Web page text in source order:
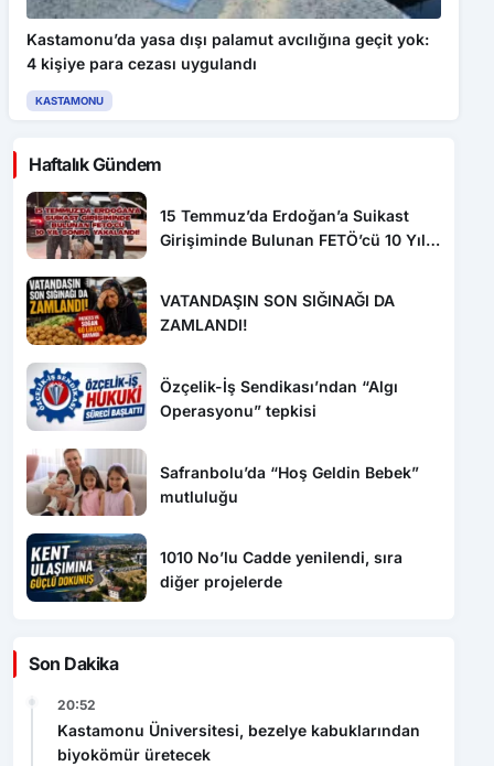
Kastamonu’da yasa dışı palamut avcılığına geçit yok:
4 kişiye para cezası uygulandı
KASTAMONU
Haftalık Gündem
15 Temmuz’da Erdoğan’a Suikast
Girişiminde Bulunan FETÖ’cü 10 Yıl
VATANDAŞIN SON SIĞINAĞI DA
ZAMLANDI!
Özçelik-İş Sendikası’ndan “Algı
Operasyonu” tepkisi
Safranbolu’da “Hoş Geldin Bebek”
mutluluğu
1010 No’lu Cadde yenilendi, sıra
diğer projelerde
Son Dakika
20:52
Kastamonu Üniversitesi, bezelye kabuklarından
biyokömür üretecek